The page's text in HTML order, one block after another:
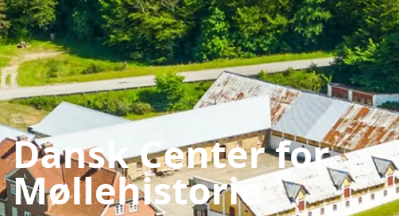
Dansk Center for
Møllehistorie